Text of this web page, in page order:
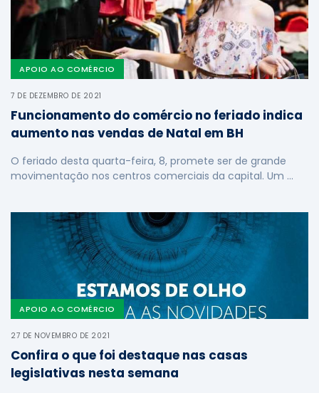
APOIO AO COMÉRCIO
7 DE DEZEMBRO DE 2021
Funcionamento do comércio no feriado indica
aumento nas vendas de Natal em BH
O feriado desta quarta-feira, 8, promete ser de grande
movimentação nos centros comerciais da capital. Um …
APOIO AO COMÉRCIO
27 DE NOVEMBRO DE 2021
Confira o que foi destaque nas casas
legislativas nesta semana